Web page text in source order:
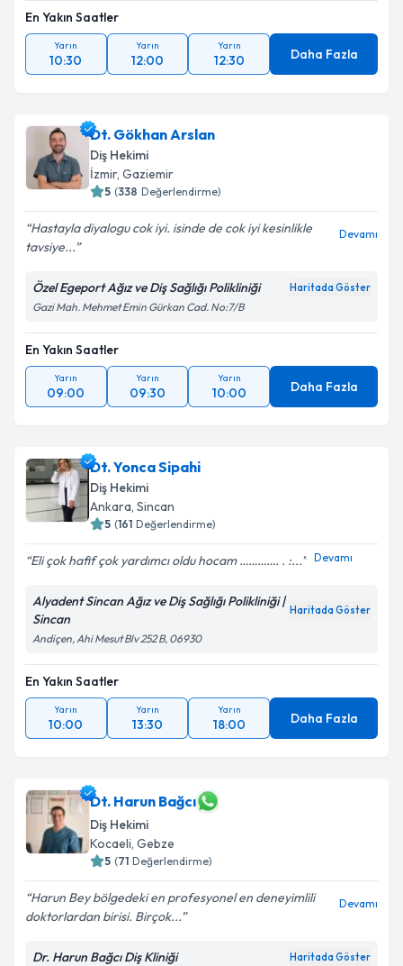
En Yakın Saatler
Yarın
10:30
Yarın
12:00
Yarın
12:30 Daha Fazla
Dt. Gökhan Arslan
Diş Hekimi
İzmir, Gaziemir
5 (338 Değerlendirme)
Hastayla diyalogu cok iyi. isinde de cok iyi kesinlikle
tavsiye...
Devamı
Özel Egeport Ağız ve Diş Sağlığı Polikliniği Haritada Göster
Gazi Mah. Mehmet Emin Gürkan Cad. No:7/B
En Yakın Saatler
Yarın
09:00
Yarın
09:30
Yarın
10:00 Daha Fazla
Dt. Yonca Sipahi
Diş Hekimi
Ankara, Sincan
5 (161 Değerlendirme)
Eli çok hafif çok yardımcı oldu hocam …………. . :... Devamı
Alyadent Sincan Ağız ve Diş Sağlığı Polikliniği |
Sincan
Haritada Göster
Andiçen, Ahi Mesut Blv 252 B, 06930
En Yakın Saatler
Yarın
10:00
Yarın
13:30
Yarın
18:00 Daha Fazla
Dt. Harun Bağcı
Diş Hekimi
Kocaeli, Gebze
5 (71 Değerlendirme)
Harun Bey bölgedeki en profesyonel en deneyimlili
doktorlardan birisi. Birçok...
Devamı
Dr. Harun Bağcı Diş Kliniği Haritada Göster